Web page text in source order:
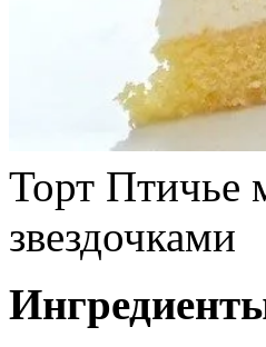
Торт Птичье
звездочками